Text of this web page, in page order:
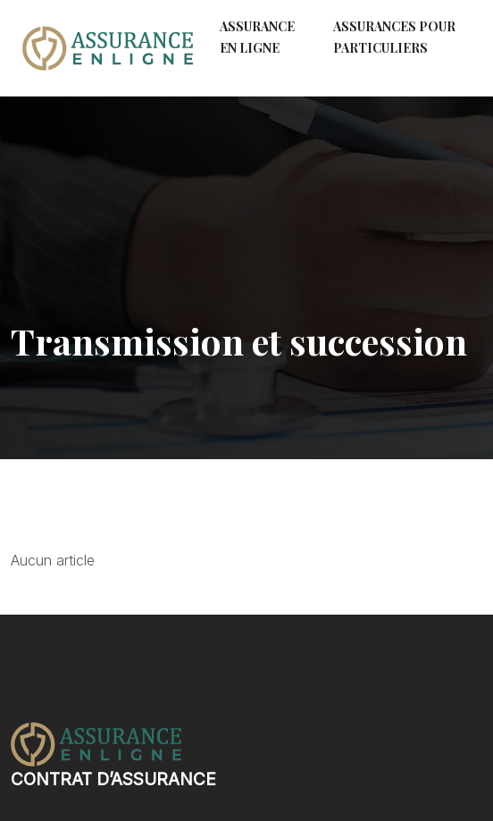
ASSURANCE
EN LIGNE
ASSURANCES POUR
PARTICULIERS
Transmission et succession
Aucun article
CONTRAT D’ASSURANCE